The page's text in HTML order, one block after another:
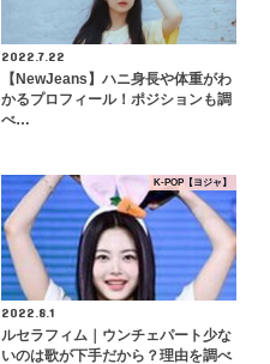
2022.7.22
【NewJeans】ハニ身長や体重がわ
かるプロフィール！ポジションも調
べ…
K-POP【ヨジャ】
2022.8.1
ルセラフィム｜ウンチェパート少な
いのは歌が下手だから？理由を調べ